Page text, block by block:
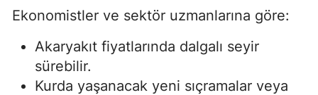
Ekonomistler ve sektör uzmanlarına göre:
Akaryakıt fiyatlarında dalgalı seyir
sürebilir.
Kurda yaşanacak yeni sıçramalar veya